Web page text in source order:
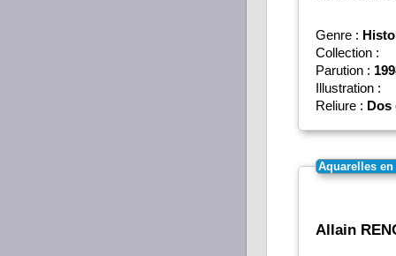
Genre :
Collection :
Parution :
Illustration :
Reliure : Dos
Aquarelles
Allain